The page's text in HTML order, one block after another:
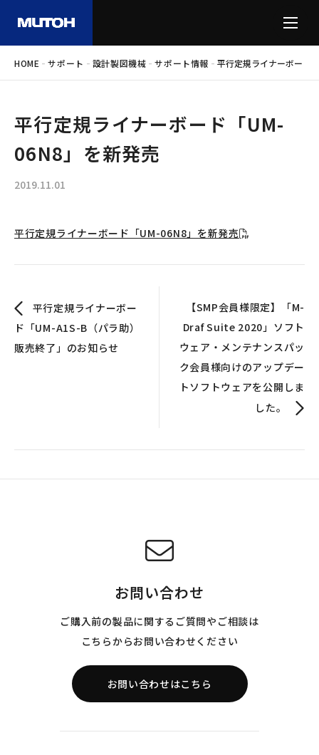
HOME -サポート - 設計製図機械 -サポート情報 -平行定規ライナーボード
平行定規ライナーボード「UM-
06N8」を新発売
2019.11.01
平行定規ライナーボード「UM-06N8」を新発売
平行定規ライナーボー
ド「UM-A1S-B（パラ助）
販売終了」のお知らせ
【SMP会員様限定】「M-
Draf Suite 2020」ソフト
ウェア・メンテナンスパッ
ク会員様向けのアップデー
トソフトウェアを公開しま
した。
お問い合わせ
ご購入前の製品に関するご質問やご相談は
こちらからお問い合わせください
お問い合わせはこちら